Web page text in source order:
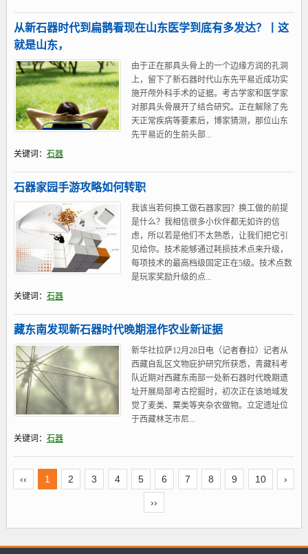
从新石器时代到扁鹊看现在山东医学到底有多发达？丨这
就是山东，
由于正在那具头骨上的一个边缘方润的孔洞
上，留下了新石器时代山东先平易近成功实
施开颅外科手术的证据。考古学家和医学家
对那具头骨展开了结合研究。正在解除了先
天正常疾病等要素后，博家猜测，那位山东
先平易近的生前头部...
关键词： 石器
石器家园手游攻略如何转职
我该当若何换工做石器家园？换工做的前提
是什么？我相信很多小伙伴都无如许的信
虑，所以若是他们不太熟悉，让我们把它引
见给你。技术能够通过耗损技术点来升级，
每项技术的最高档级固定正在5级。技术点数
是玩家奖励升级的点...
关键词： 石器
藏东南发现新石器时代晚期混作农业新证据
新华社拉萨12月28日电（记者春拉）记者从
西藏自乱区文物庇护研究所获悉，青藏科考
队近期对西藏东南部一处新石器时代晚期遗
址开展局部考古挖掘时，初次正在该地域发
觉了麦类、粟类等夹杂农做物。立定遗址位
于西藏林芝市尼...
关键词： 石器
‹‹ 1 2 3 4 5 6 7 8 9 10 ›
››